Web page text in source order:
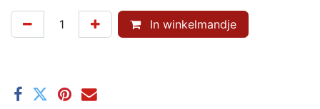
In winkelmandje